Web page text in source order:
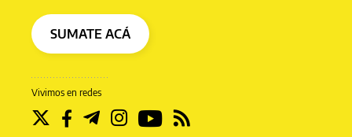
Vivimos en redes
SUMATE ACÁ